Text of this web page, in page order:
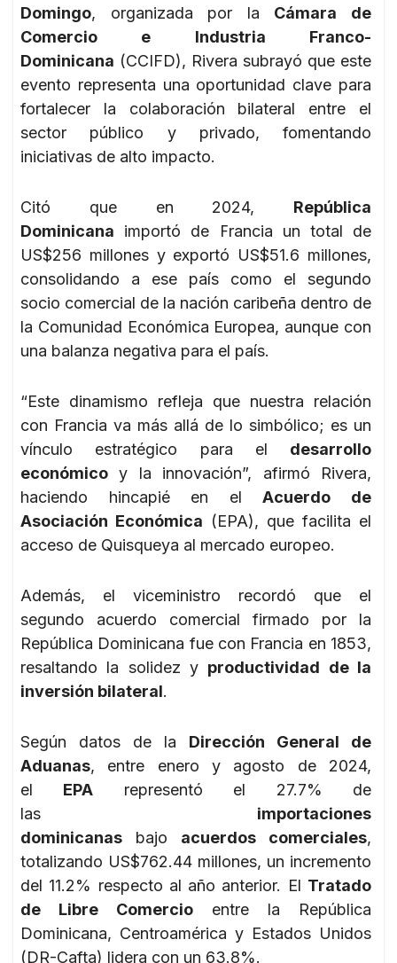
Domingo, organizada por la Cámara de
Comercio e Industria Franco-
Dominicana (CCIFD), Rivera subrayó que este
evento representa una oportunidad clave para
fortalecer la colaboración bilateral entre el
sector público y privado, fomentando
iniciativas de alto impacto.
Citó que en 2024, República
Dominicana importó de Francia un total de
US$256 millones y exportó US$51.6 millones,
consolidando a ese país como el segundo
socio comercial de la nación caribeña dentro de
la Comunidad Económica Europea, aunque con
una balanza negativa para el país.
“Este dinamismo refleja que nuestra relación
con Francia va más allá de lo simbólico; es un
vínculo estratégico para el desarrollo
económico y la innovación”, afirmó Rivera,
haciendo hincapié en elAcuerdo de
Asociación Económica (EPA), que facilita el
acceso de Quisqueya al mercado europeo.
Además, el viceministro recordó que el
segundo acuerdo comercial firmado por la
República Dominicana fue con Francia en 1853,
resaltando la solidez y productividad de la
inversión bilateral.
Según datos de la Dirección General de
Aduanas, entre enero y agosto de 2024,
el EPA representó el 27.7% de
las importaciones
dominicanas bajo acuerdos comerciales,
totalizando US$762.44 millones, un incremento
del 11.2% respecto al año anterior. El Tratado
de Libre Comercio entre la República
Dominicana, Centroamérica y Estados Unidos
(DR-Cafta) lidera con un 63.8%.